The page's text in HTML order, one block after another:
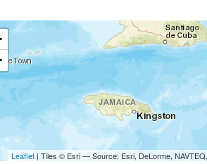
Leaflet| Tiles © Esri — Source: Esri, DeLorme,